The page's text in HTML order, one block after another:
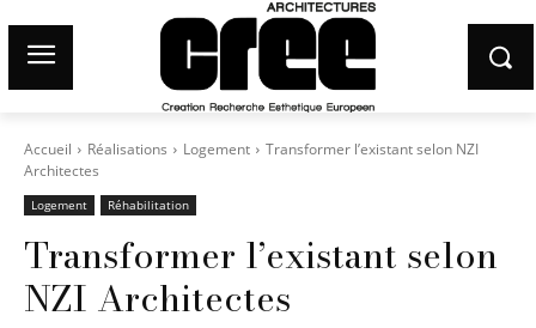
Accueil Réalisations Logement
Transformer l’existant selon NZI
Architectes
Logement Réhabilitation
Transformer l’existant selon
NZI Architectes